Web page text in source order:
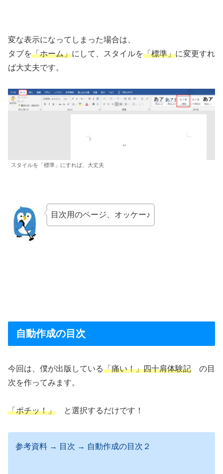
変な表示になってしまった場合は、
タブを「ホーム」にして、スタイルを「標準」に変更すれ
ば大丈夫です。
スタイルを「標準」にすれば、大丈夫
目次用のページ、オッケー♪
自動作成の目次
今回は、僕が出版している「痛い！」四十肩体験記 の目
次を作ってみます。
「ポチッ！」 と選択するだけです！
参考資料 → 目次 → 自動作成の目次２